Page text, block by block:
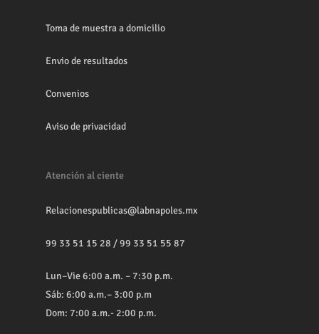
Toma de muestra a domicilio
Envio de resultados
Convenios
Aviso de privacidad
Atención al ciente
Relacionespublicas@labnapoles.mx
99 33 51 15 28 /99 33 51 55 87
Lun–Vie 6:00 a.m. – 7:30 p.m.
Sáb: 6:00 a.m.– 3:00 p.m
Dom: 7:00 a.m.- 2:00 p.m.